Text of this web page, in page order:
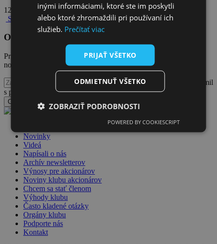
12. júna 2025
Späť na všetky novinky
Odoberajte naše novinky
Prihláste sa na odber
noviniek Klubu akcionárov VVS
Potvrdzujem, že som sa oboznámil
s podmienkami spracúvania a nakladania s osobnými údajmi
Odoslať formulár
Novinky
Videá
Napísali o nás
Archív newsletterov
Výnosy pre akcionárov
Noviny klubu akcionárov
Chcem sa stať členom
Výhody klubu
Často kladené otázky
Orgány klubu
Podporte nás
Kontakt
inými informáciami, ktoré ste im poskytli
alebo ktoré zhromaždili pri používaní ich
služieb. Prečítať viac
PRIJAŤ VŠETKO
ODMIETNUŤ VŠETKO
ZOBRAZIŤ PODROBNOSTI
POWERED BY COOKIESCRIPT